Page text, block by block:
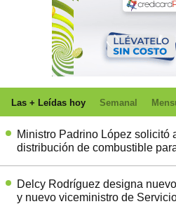
Las + Leídas hoy Semanal
Ministro Padrino López solicitó
distribución de combustible
Delcy Rodríguez designa
y nuevo viceministro de